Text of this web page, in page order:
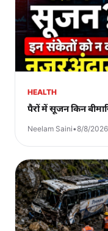
HEALTH
पैरों में सूजन किन
Neelam Saini•8/8/2026